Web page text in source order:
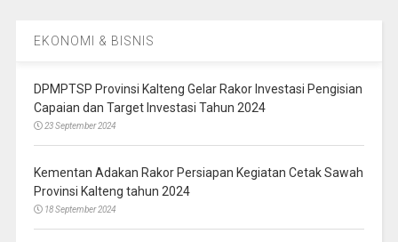
EKONOMI & BISNIS
DPMPTSP Provinsi Kalteng Gelar Rakor Investasi Pengisian
Capaian dan Target Investasi Tahun 2024
23 September 2024
Kementan Adakan Rakor Persiapan Kegiatan Cetak Sawah
Provinsi Kalteng tahun 2024
18 September 2024